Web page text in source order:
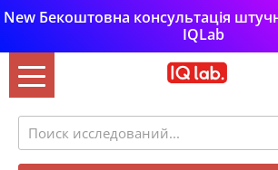
New Бекоштовна консультація
IQLab